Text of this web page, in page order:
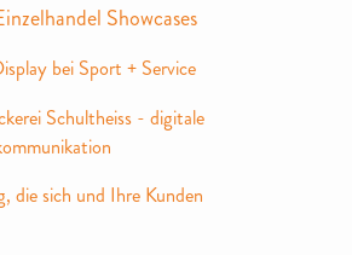
Showcases
bei Sport + Service
Schultheiss - digitale
die sich und Ihre Kunden